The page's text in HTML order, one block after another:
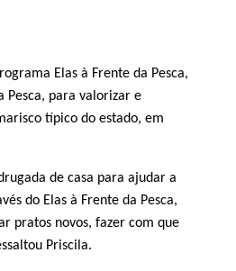
Elas à Frente da Pesca,
Pesca, para valorizar e
típico do estado, em
de casa para ajudar a
do Elas à Frente da Pesca,
pratos novos, fazer com que
Priscila.